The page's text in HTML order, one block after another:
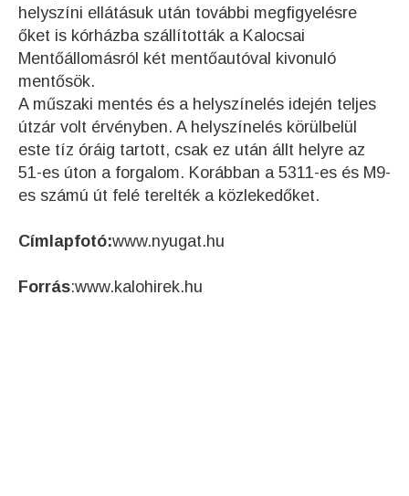
helyszíni ellátásuk után további megfigyelésre
őket is kórházba szállították a Kalocsai
Mentőállomásról két mentőautóval kivonuló
mentősök.
A műszaki mentés és a helyszínelés idején teljes
útzár volt érvényben. A helyszínelés körülbelül
este tíz óráig tartott, csak ez után állt helyre az
51-es úton a forgalom. Korábban a 5311-es és M9-
es számú út felé terelték a közlekedőket.
Címlapfotó:www.nyugat.hu
Forrás:www.kalohirek.hu